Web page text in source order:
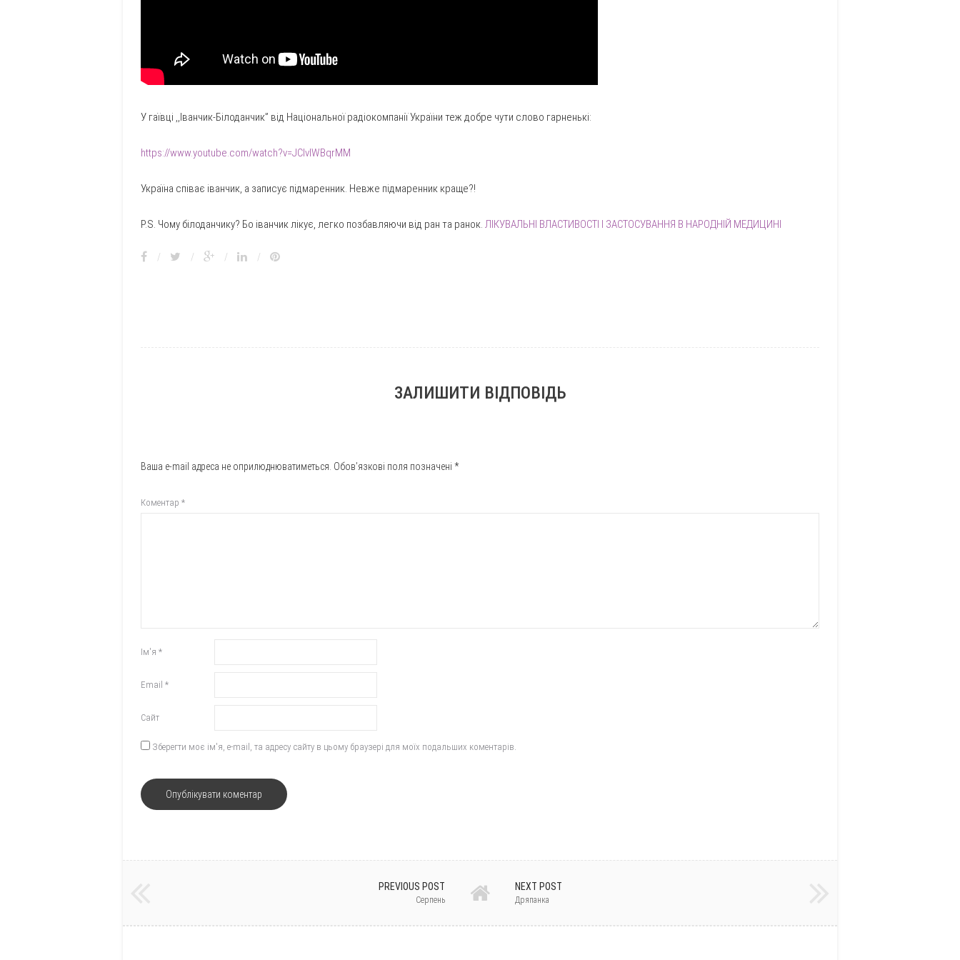
У гаївці ,,Іванчик-Білоданчик” від Національної радіокомпанії України теж добре чути слово гарненькі:
https://www.youtube.com/watch?v=JClvIWBqrMM
Україна співає іванчик, а записує підмаренник. Невже підмаренник краще?!
P.S. Чому білоданчику? Бо іванчик лікує, легко позбавляючи від ран та ранок. ЛІКУВАЛЬНІ ВЛАСТИВОСТІ І ЗАСТОСУВАННЯ В НАРОДНІЙ МЕДИЦИНІ
/ / / /
ЗАЛИШИТИ ВІДПОВІДЬ
Ваша e-mail адреса не оприлюднюватиметься. Обов’язкові поля позначені *
Коментар *
Ім'я *
Email *
Сайт
Зберегти моє ім'я, e-mail, та адресу сайту в цьому браузері для моїх подальших коментарів.
PREVIOUS POST
Серпень
NEXT POST
Дряпанка